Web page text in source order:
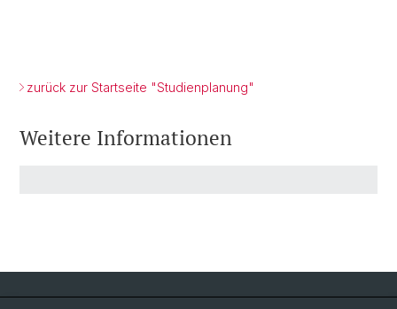
zurück zur Startseite "Studienplanung"
Weitere Informationen